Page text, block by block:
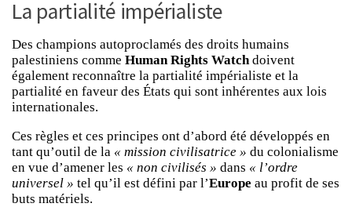
La partialité impérialiste
Des champions autoproclamés des droits humains
palestiniens comme Human Rights Watchdoivent
également reconnaître la partialité impérialiste et la
partialité en faveur des États qui sont inhérentes aux lois
internationales.
Ces règles et ces principes ont d’abord été développés en
tant qu’outil de la « mission civilisatrice » du colonialisme
en vue d’amener les « non civilisés » dans « l’ordre
universel » tel qu’il est défini par l’Europe au profit de ses
buts matériels.